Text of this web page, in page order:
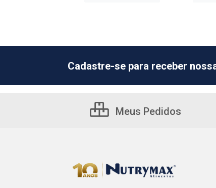
Cadastre-se para receber
Meus Pedidos